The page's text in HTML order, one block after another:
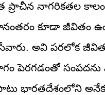
నాగరికతల కాలం
కూడా జీవితం
అవి పరలోక
పెరగడంతో
భారతదేశంలోని